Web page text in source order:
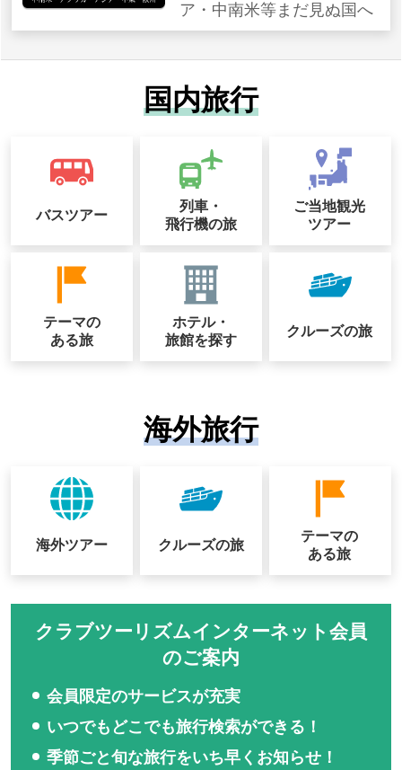
ア・中南米等まだ見ぬ国へ
国内旅行
バスツアー
列車・
飛行機の旅
ご当地観光
ツアー
テーマの
ある旅
ホテル・
旅館を探す
クルーズの旅
海外旅行
海外ツアー クルーズの旅
テーマの
ある旅
クラブツーリズムインターネット会員
のご案内
会員限定のサービスが充実
いつでもどこでも旅行検索ができる！
季節ごと旬な旅行をいち早くお知らせ！